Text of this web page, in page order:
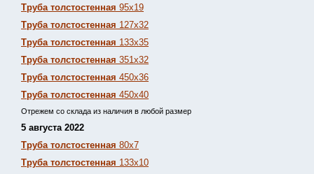
Труба толстостенная 95х19
Труба толстостенная 127х32
Труба толстостенная 133х35
Труба толстостенная 351х32
Труба толстостенная 450х36
Труба толстостенная 450х40
Отрежем со склада из наличия в любой размер
5 августа 2022
Труба толстостенная 80х7
Труба толстостенная 133х10